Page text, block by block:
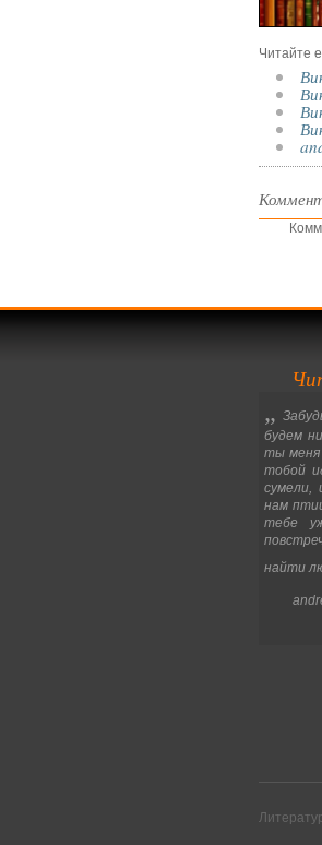
Читайте
„
будем
ты меня
тобой
сумели,
нам
тебе
найти